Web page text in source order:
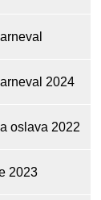
2024
oslava 2022
2023